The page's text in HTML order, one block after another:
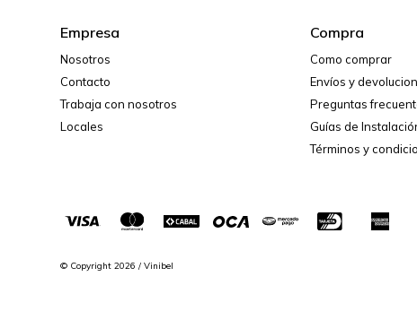
Empresa
Nosotros
Contacto
Trabaja con nosotros
Locales
Compra
Como comprar
Envíos y
Preguntas
Guías de
Términos y
© Copyright 2026 / Vinibel